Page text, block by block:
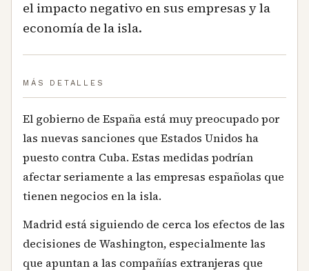
el impacto negativo en sus empresas y la
economía de la isla.
MÁS DETALLES
El gobierno de España está muy preocupado por
las nuevas sanciones que Estados Unidos ha
puesto contra Cuba. Estas medidas podrían
afectar seriamente a las empresas españolas que
tienen negocios en la isla.
Madrid está siguiendo de cerca los efectos de las
decisiones de Washington, especialmente las
que apuntan a las compañías extranjeras que